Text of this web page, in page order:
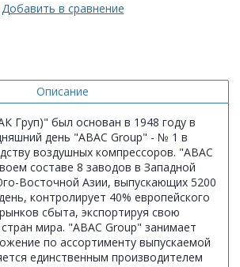
Добавить в сравнение
Описание
Груп)" был основан в 1948 году в
день "ABAC Group" - № 1 в
воздушных компрессоров. "ABAC
составе 8 заводов в Западной
Восточной Азии, выпускающих 5200
контролирует 40% европейского
сбыта, экспортируя свою
мира. "ABAC Group" занимает
по ассортименту выпускаемой
единственным производителем